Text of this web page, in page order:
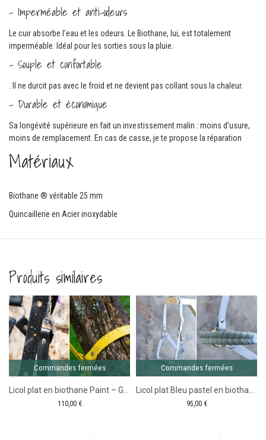
– Imperméable et anti-odeurs
Le cuir absorbe l’eau et les odeurs. Le Biothane, lui, est totalement
imperméable. Idéal pour les sorties sous la pluie.
– Souple et confortable
. Il ne durcit pas avec le froid et ne devient pas collant sous la chaleur.
– Durable et économique
Sa longévité supérieure en fait un investissement malin : moins d’usure,
moins de remplacement. En cas de casse, je te propose la réparation
Matériaux
Biothane ® véritable 25 mm
Quincaillerie en Acier inoxydable
Produits similaires
Commandes fermées
110,00 €
Commandes fermées
95,00 €